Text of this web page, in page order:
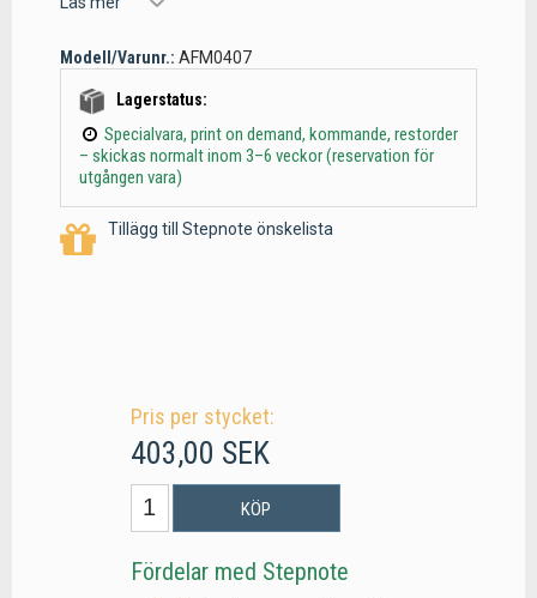
Modell/Varunr.: AFM0407
Lagerstatus:
Specialvara, print on demand, kommande, restorder
– skickas normalt inom 3–6 veckor (reservation för
utgången vara)
Tillägg till Stepnote önskelista
Pris per stycket:
403,00 SEK
KÖP
Fördelar med Stepnote